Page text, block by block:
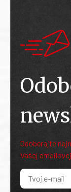
Odoberajte
Vašej